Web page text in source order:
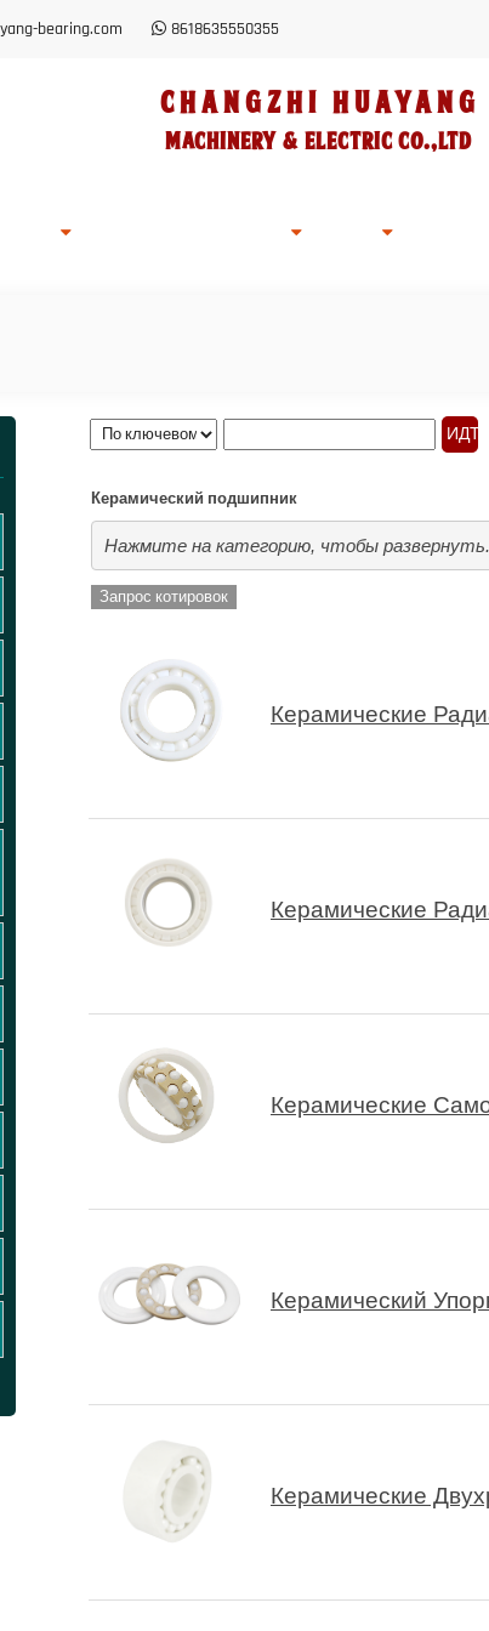
bearing.com 8618635550355
Changzhi HUAYANG
Machinery & Electric Co.,Ltd
Керамический подшипник
Нажмите на категорию, чтобы развернуть.
Запрос котировок
Керамические
Керамические
Керамические
Керамический
Керамические